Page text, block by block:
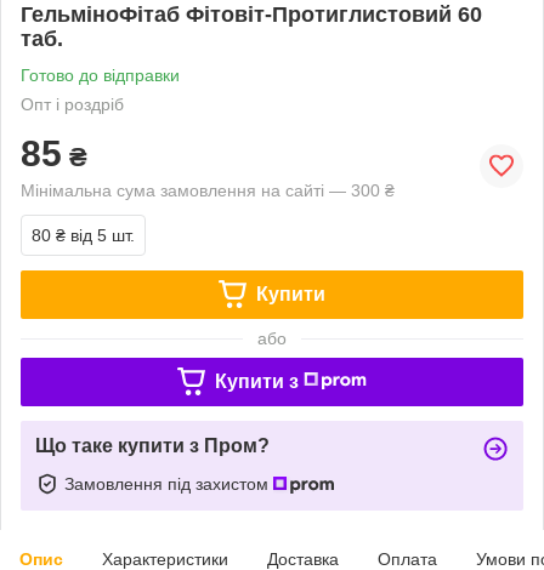
ГельміноФітаб Фітовіт-Протиглистовий 60
таб.
Готово до відправки
Опт і роздріб
85 ₴
Мінімальна сума замовлення на сайті — 300 ₴
80 ₴ від 5 шт.
Купити
або
Купити з
Що таке купити з Пром?
Замовлення під захистом
Опис Характеристики Доставка Оплата Умови